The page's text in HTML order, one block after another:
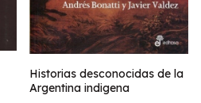
Historias desconocidas de la
Argentina indigena